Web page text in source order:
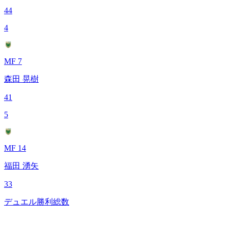
44
4
MF 7
森田 晃樹
41
5
MF 14
福田 湧矢
33
デュエル勝利総数